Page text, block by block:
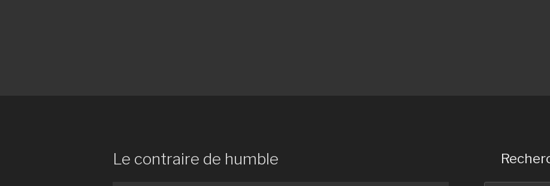
Le contraire de humble